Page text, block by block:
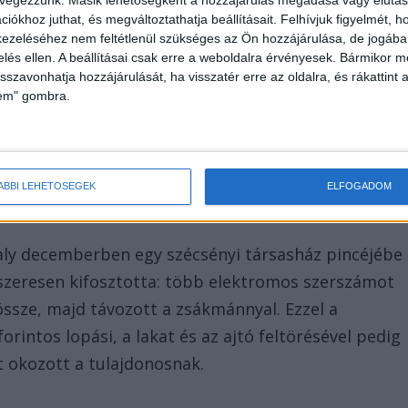
juthat, és megváltoztathatja beállításait. Felhívjuk figyelmét,
nem feltétlenül szükséges az Ön hozzájárulása, de
ellen. A beállításai csak erre a weboldalra érvényesek. Bármikor
hozzájárulását, ha visszatér erre az oldalra, és rákattint
gombra.
LEHETŐSÉGEK ELFOGADOM
kutatás végül az egyik hálószobában vezetett
a 41 éves tolvaj a bútor mélyén, az
válni. A rejtőzködés nem jött be, a
a kapitányságra.
decemberben egy szécsényi társasház pincéjébe
kifosztotta: több elektromos szerszámot
majd távozott a zsákmánnyal. Ezzel a
lopási, a lakat és az ajtó feltörésével pedig
a tulajdonosnak.